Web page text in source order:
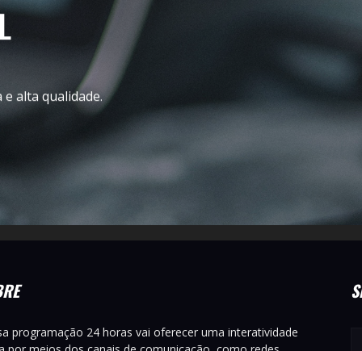
alta qualidade.
programação 24 horas vai oferecer uma interatividade